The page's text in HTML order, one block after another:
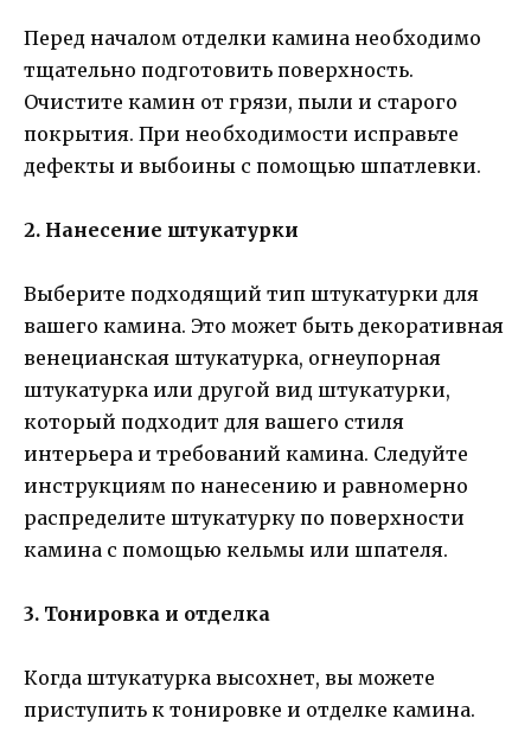
Перед началом отделки камина необходимо
тщательно подготовить поверхность.
Очистите камин от грязи, пыли и старого
покрытия. При необходимости исправьте
дефекты и выбоины с помощью шпатлевки.
2. Нанесение штукатурки
Выберите подходящий тип штукатурки для
вашего камина. Это может быть декоративная
венецианская штукатурка, огнеупорная
штукатурка или другой вид штукатурки,
который подходит для вашего стиля
интерьера и требований камина. Следуйте
инструкциям по нанесению и равномерно
распределите штукатурку по поверхности
камина с помощью кельмы или шпателя.
3. Тонировка и отделка
Когда штукатурка высохнет, вы можете
приступить к тонировке и отделке камина.